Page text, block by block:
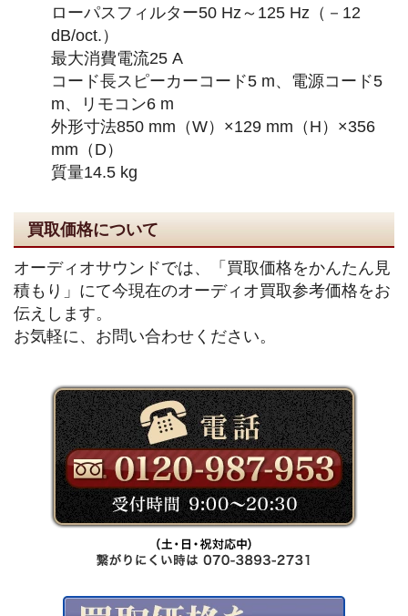
ローパスフィルター50 Hz～125 Hz（－12
dB/oct.）
最大消費電流25 A
コード長スピーカーコード5 m、電源コード5
m、リモコン6 m
外形寸法850 mm（W）×129 mm（H）×356
mm（D）
質量14.5 kg
買取価格について
オーディオサウンドでは、「買取価格をかんたん見
積もり」にて今現在のオーディオ買取参考価格をお
伝えします。
お気軽に、お問い合わせください。